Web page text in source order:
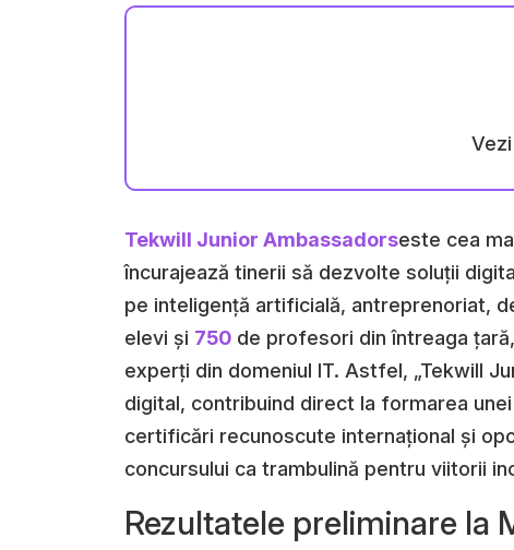
Tekwill Junior Ambassadorseste cea
încurajează tinerii să dezvolte soluții
pe inteligență artificială, antreprenoriat,
elevi și 750 de profesori din întreaga
experți din domeniul IT. Astfel, „Tekwill
digital, contribuind direct la formarea
certificări recunoscute internațional și
concursului ca trambulină pentru viitorii
Rezultatele preliminare la